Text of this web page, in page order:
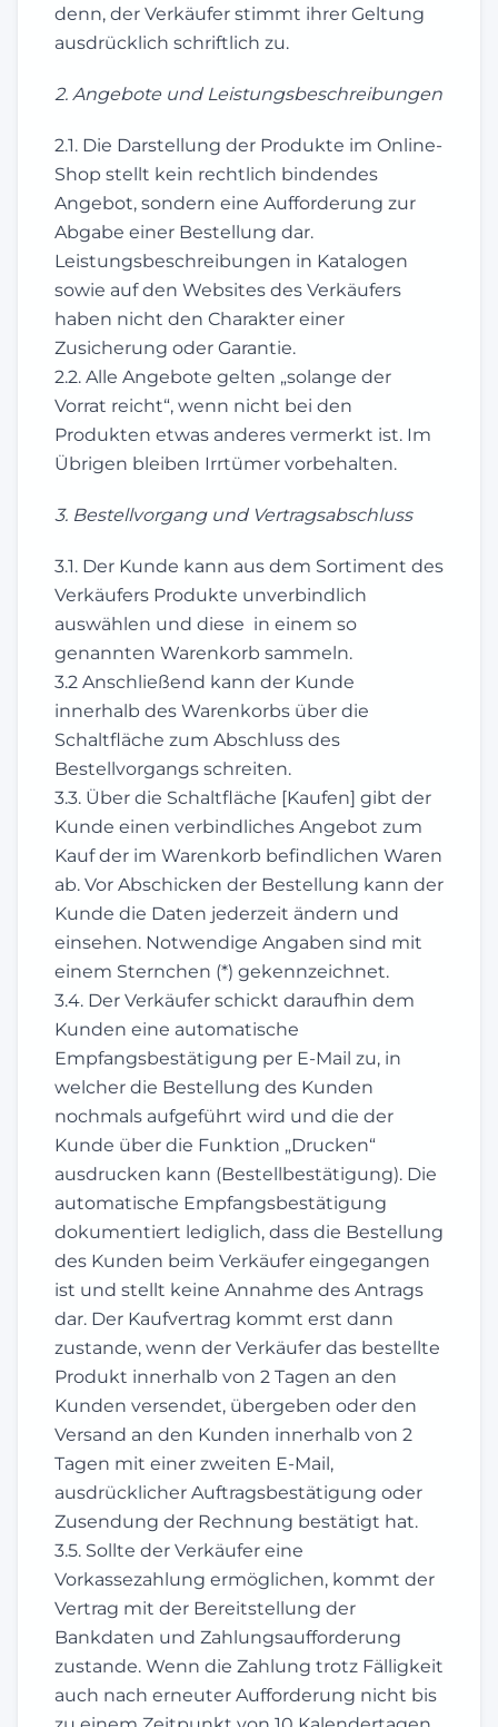
denn, der Verkäufer stimmt ihrer Geltung
ausdrücklich schriftlich zu.
2. Angebote und Leistungsbeschreibungen
2.1. Die Darstellung der Produkte im Online-
Shop stellt kein rechtlich bindendes
Angebot, sondern eine Aufforderung zur
Abgabe einer Bestellung dar.
Leistungsbeschreibungen in Katalogen
sowie auf den Websites des Verkäufers
haben nicht den Charakter einer
Zusicherung oder Garantie.
2.2. Alle Angebote gelten „solange der
Vorrat reicht“, wenn nicht bei den
Produkten etwas anderes vermerkt ist. Im
Übrigen bleiben Irrtümer vorbehalten.
3. Bestellvorgang und Vertragsabschluss
3.1. Der Kunde kann aus dem Sortiment des
Verkäufers Produkte unverbindlich
auswählen und diese in einem so
genannten Warenkorb sammeln.
3.2 Anschließend kann der Kunde
innerhalb des Warenkorbs über die
Schaltfläche zum Abschluss des
Bestellvorgangs schreiten.
3.3. Über die Schaltfläche [Kaufen] gibt der
Kunde einen verbindliches Angebot zum
Kauf der im Warenkorb befindlichen Waren
ab. Vor Abschicken der Bestellung kann der
Kunde die Daten jederzeit ändern und
einsehen. Notwendige Angaben sind mit
einem Sternchen (*) gekennzeichnet.
3.4. Der Verkäufer schickt daraufhin dem
Kunden eine automatische
Empfangsbestätigung per E-Mail zu, in
welcher die Bestellung des Kunden
nochmals aufgeführt wird und die der
Kunde über die Funktion „Drucken“
ausdrucken kann (Bestellbestätigung). Die
automatische Empfangsbestätigung
dokumentiert lediglich, dass die Bestellung
des Kunden beim Verkäufer eingegangen
ist und stellt keine Annahme des Antrags
dar. Der Kaufvertrag kommt erst dann
zustande, wenn der Verkäufer das bestellte
Produkt innerhalb von 2 Tagen an den
Kunden versendet, übergeben oder den
Versand an den Kunden innerhalb von 2
Tagen mit einer zweiten E-Mail,
ausdrücklicher Auftragsbestätigung oder
Zusendung der Rechnung bestätigt hat.
3.5. Sollte der Verkäufer eine
Vorkassezahlung ermöglichen, kommt der
Vertrag mit der Bereitstellung der
Bankdaten und Zahlungsaufforderung
zustande. Wenn die Zahlung trotz Fälligkeit
auch nach erneuter Aufforderung nicht bis